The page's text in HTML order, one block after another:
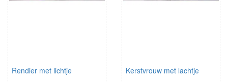
Rendier met lichtje Kerstvrouw met lachtje